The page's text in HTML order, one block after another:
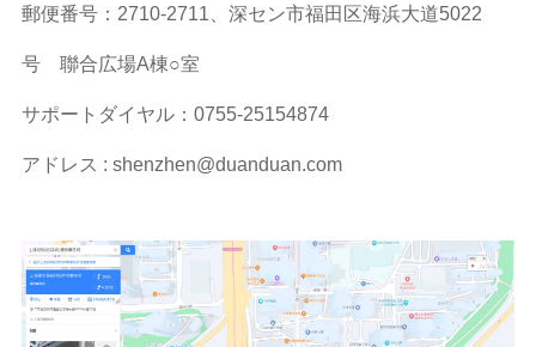
郵便番号：2710-2711、深セン市福田区海浜大道5022
号 聯合広場A棟○室
サポートダイヤル：0755-25154874
アドレス : shenzhen@duanduan.com